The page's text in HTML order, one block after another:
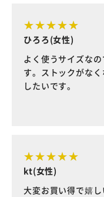
ひろろ(女性)
よく使うサイズな
す。ストックがな
したいです。
kt(女性)
大変お買い得で嬉し